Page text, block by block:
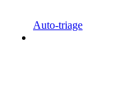
Auto-triage